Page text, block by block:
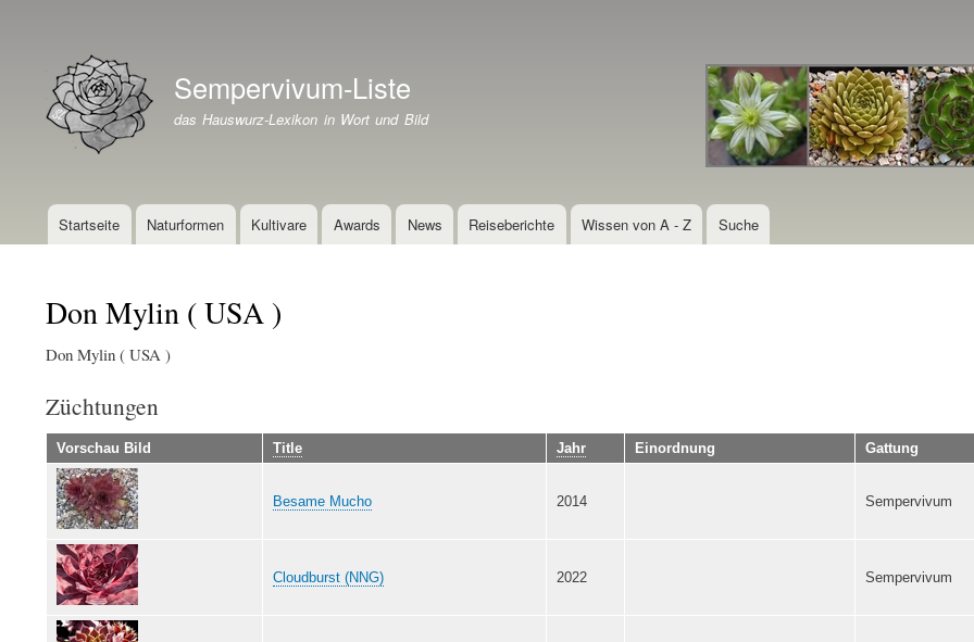
Inhalt
Branding der WebsiteSempervivum-Liste
das Hauswurz-Lexikon in Wort und Bild
Hauptnavigation
Startseite Naturformen Kultivare Awards News Reiseberichte Wissen von A - Z Suche
Don Mylin ( USA )
Don Mylin ( USA )
Züchtungen
Vorschau Bild Title Jahr Einordnung Gattung
Besame Mucho 2014 Sempervivum
Cloudburst (NNG) 2022 Sempervivum